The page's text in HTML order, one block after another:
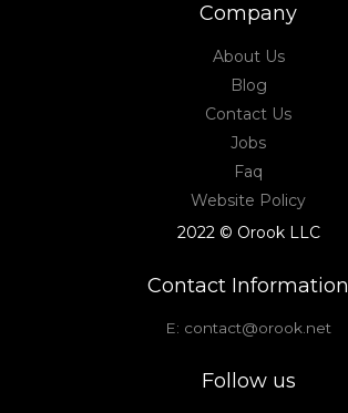
Company
About Us
Blog
Contact Us
Jobs
Faq
Website Policy
2022 © Orook LLC
Contact Information
E: contact@orook.net
Follow us